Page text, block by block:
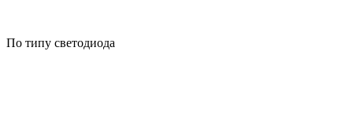
По типу светодиода